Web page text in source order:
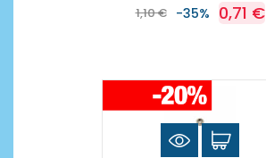
1,10 € -35% 0,71 €